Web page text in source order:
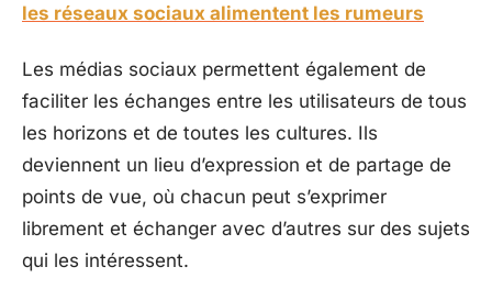
les réseaux sociaux alimentent les rumeurs
Les médias sociaux permettent également de
faciliter les échanges entre les utilisateurs de tous
les horizons et de toutes les cultures. Ils
deviennent un lieu d’expression et de partage de
points de vue, où chacun peut s’exprimer
librement et échanger avec d’autres sur des sujets
qui les intéressent.